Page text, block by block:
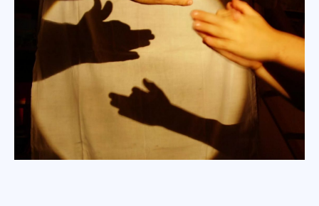
Обучающие
программы для
детей
Наши преподаватели сделают
обучение увлекательным
приключением.
от 1 155 ₽/занятие
4+ лет